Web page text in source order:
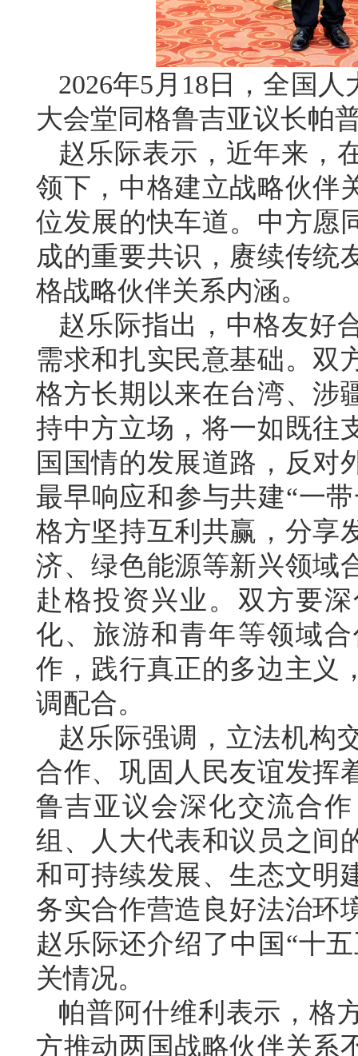
2026年5月18日，全国
大会堂同格鲁吉亚议长帕
赵乐际表示，近年来，
领下，中格建立战略伙伴
位发展的快车道。中方愿
成的重要共识，赓续传统
格战略伙伴关系内涵。
赵乐际指出，中格友好
需求和扎实民意基础。双
格方长期以来在台湾、涉
持中方立场，将一如既往
国国情的发展道路，反对
最早响应和参与共建“一
格方坚持互利共赢，分享
济、绿色能源等新兴领域
赴格投资兴业。双方要
化、旅游和青年等领域
作，践行真正的多边主义
调配合。
赵乐际强调，立法机构
合作、巩固人民友谊发挥
鲁吉亚议会深化交流合
组、人大代表和议员之间
和可持续发展、生态文明
务实合作营造良好法治环
赵乐际还介绍了中国“十
关情况。
帕普阿什维利表示，格
方推动两国战略伙伴关系